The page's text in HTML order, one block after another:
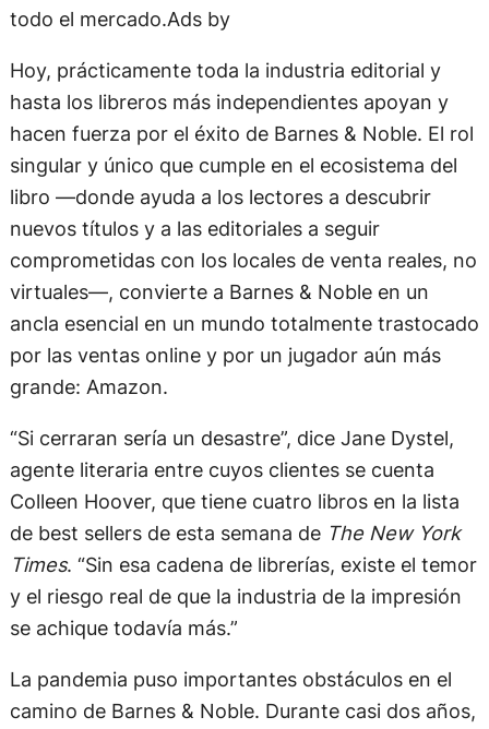
todo el mercado.Ads by
Hoy, prácticamente toda la industria editorial y
hasta los libreros más independientes apoyan y
hacen fuerza por el éxito de Barnes & Noble. El rol
singular y único que cumple en el ecosistema del
libro —donde ayuda a los lectores a descubrir
nuevos títulos y a las editoriales a seguir
comprometidas con los locales de venta reales, no
virtuales—, convierte a Barnes & Noble en un
ancla esencial en un mundo totalmente trastocado
por las ventas online y por un jugador aún más
grande: Amazon.
“Si cerraran sería un desastre”, dice Jane Dystel,
agente literaria entre cuyos clientes se cuenta
Colleen Hoover, que tiene cuatro libros en la lista
de best sellers de esta semana de The New York
Times. “Sin esa cadena de librerías, existe el temor
y el riesgo real de que la industria de la impresión
se achique todavía más.”
La pandemia puso importantes obstáculos en el
camino de Barnes & Noble. Durante casi dos años,